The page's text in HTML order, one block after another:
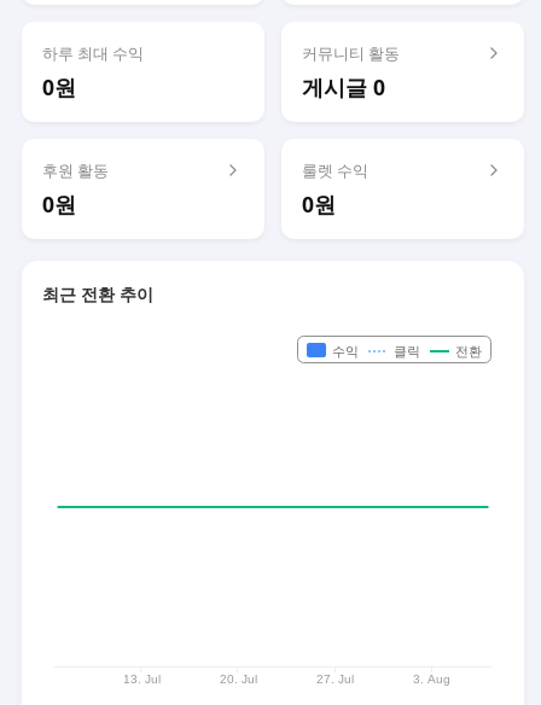
하루 최대 수익
0원
커뮤니티 활동
게시글 0
후원 활동
0원
룰렛 수익
0원
최근 전환 추이